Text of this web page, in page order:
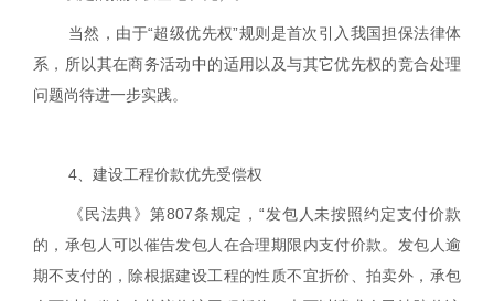
当然，由于“超级优先权”规则是首次引入我国担保法律体
系，所以其在商务活动中的适用以及与其它优先权的竞合处理
问题尚待进一步实践。
4 、建设工程价款优先受偿权
《民法典》第807条规定，“发包人未按照约定支付价款
的，承包人可以催告发包人在合理期限内支付价款。发包人逾
期不支付的，除根据建设工程的性质不宜折价、拍卖外，承包